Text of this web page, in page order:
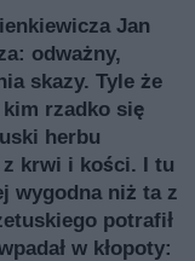
Jan
odważny,
skazy. Tyle że
rzadko się
herbu
z krwi i kości. I tu
wygodna niż ta z
potrafił
w kłopoty: